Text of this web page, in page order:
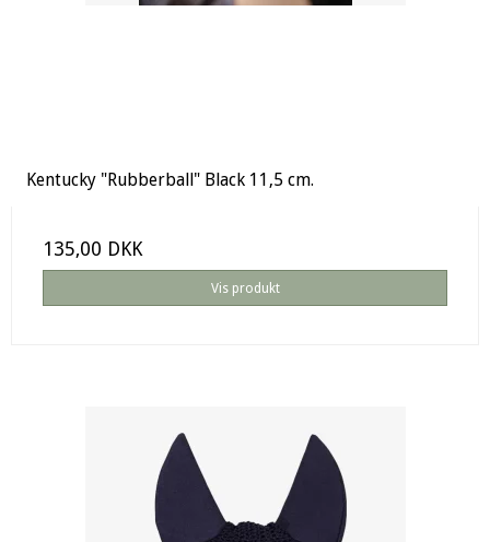
Kentucky "Rubberball" Black 11,5 cm.
135,00 DKK
Vis produkt